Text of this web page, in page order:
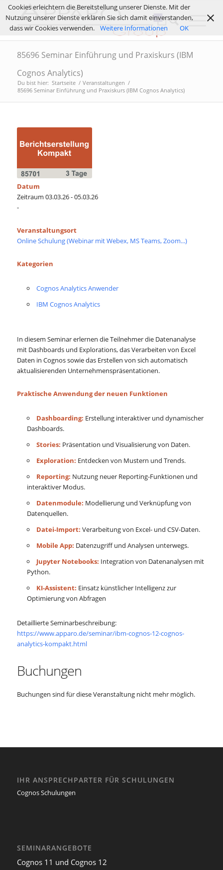
85696 Seminar Einführung und Praxiskurs (IBM
Cognos Analytics)
Du bist hier: Startseite / Veranstaltungen /
85696 Seminar Einführung und Praxiskurs (IBM Cognos Analytics)
Datum
Zeitraum 03.03.26 - 05.03.26
-
Veranstaltungsort
Online Schulung (Webinar mit Webex, MS Teams, Zoom...)
Kategorien
Cognos Analytics Anwender
IBM Cognos Analytics
In diesem Seminar erlernen die Teilnehmer die Datenanalyse
mit Dashboards und Explorations, das Verarbeiten von Excel
Daten in Cognos sowie das Erstellen von sich automatisch
aktualisierenden Unternehmenspräsentationen.
Praktische Anwendung der neuen Funktionen
Dashboarding: Erstellung interaktiver und dynamischer
Dashboards.
Stories: Präsentation und Visualisierung von Daten.
Exploration: Entdecken von Mustern und Trends.
Reporting: Nutzung neuer Reporting-Funktionen und
interaktiver Modus.
Datenmodule: Modellierung und Verknüpfung von
Datenquellen.
Datei-Import: Verarbeitung von Excel- und CSV-Daten.
Mobile App: Datenzugriff und Analysen unterwegs.
Jupyter Notebooks: Integration von Datenanalysen mit
Python.
KI-Assistent: Einsatz künstlicher Intelligenz zur
Optimierung von Abfragen
Detaillierte Seminarbeschreibung:
https://www.apparo.de/seminar/ibm-cognos-12-cognos-
analytics-kompakt.html
Buchungen
Buchungen sind für diese Veranstaltung nicht mehr möglich.
IHR ANSPRECHPARTER FÜR SCHULUNGEN
Cognos Schulungen
SEMINARANGEBOTE
Cognos 11 und Cognos 12
Cookies erleichtern die Bereitstellung unserer Dienste. Mit der
Nutzung unserer Dienste erklären Sie sich damit einverstanden,
dass wir Cookies verwenden.
Weitere Informationen OK